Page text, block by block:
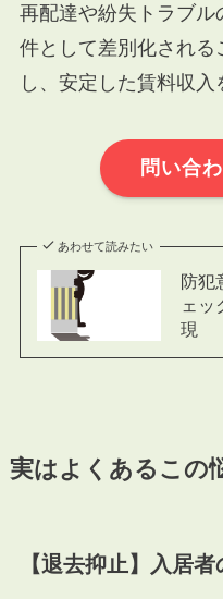
再配達や紛失トラブ
件として差別化され
し、安定した賃料収入
問い合
あわせて読みたい
防犯
ェッ
現
実はよくあるこの
【退去抑止】入居